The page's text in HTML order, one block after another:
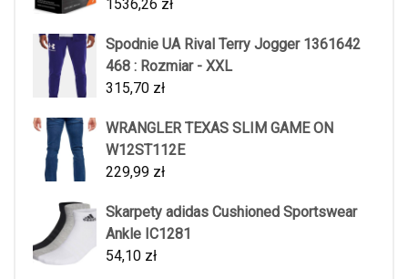
1536,26 zł
Spodnie UA Rival Terry Jogger 1361642
468 : Rozmiar - XXL
315,70 zł
WRANGLER TEXAS SLIM GAME ON
W12ST112E
229,99 zł
Skarpety adidas Cushioned Sportswear
Ankle IC1281
54,10 zł